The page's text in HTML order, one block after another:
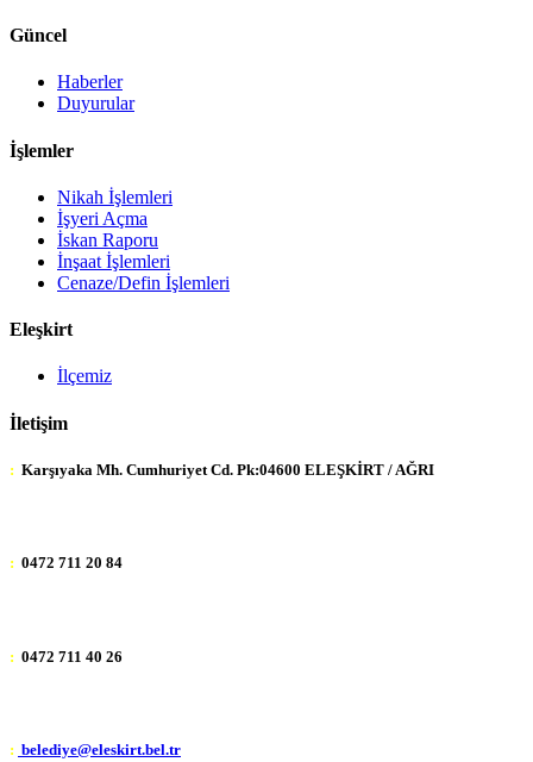
Güncel
Haberler
Duyurular
İşlemler
Nikah İşlemleri
İşyeri Açma
İskan Raporu
İnşaat İşlemleri
Cenaze/Defin İşlemleri
Eleşkirt
İlçemiz
İletişim
: Karşıyaka Mh. Cumhuriyet Cd. Pk:04600 ELEŞKİRT / AĞRI
: 0472 711 20 84
: 0472 711 40 26
: belediye@eleskirt.bel.tr